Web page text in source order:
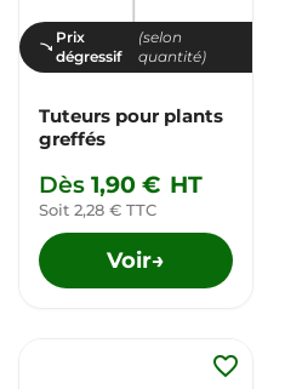
Prix
dégressif
(selon
quantité)
Tuteurs pour plants
greffés
Dès 1,90 € HT
Soit 2,28 € TTC
Voir→
favorite_border